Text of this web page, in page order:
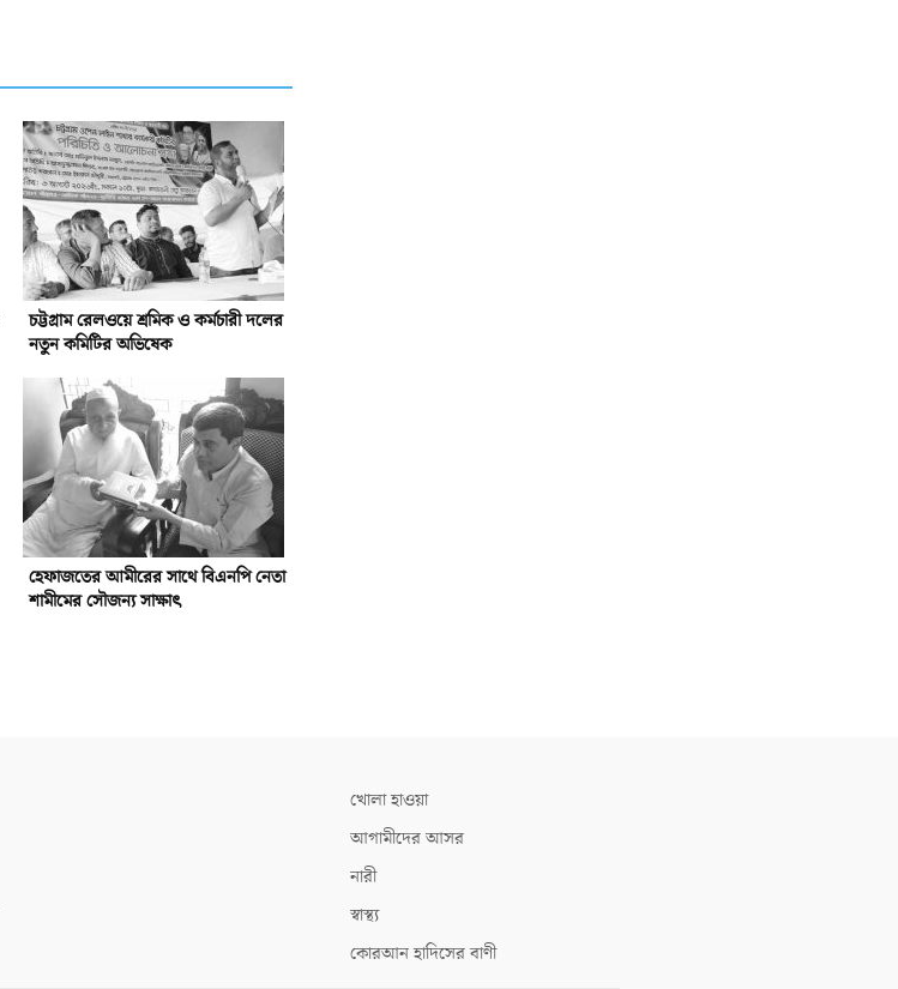
চট্টগ্রাম রেলওয়ে শ্রমিক ও কর্মচারী দলের
নতুন কমিটির অভিষেক
হেফাজতের আমীরের সাথে বিএনপি নেতা
শামীমের সৌজন্য সাক্ষাৎ
খোলা হাওয়া
আগামীদের আসর
নারী
স্বাস্থ্য
কোরআন হাদিসের বাণী